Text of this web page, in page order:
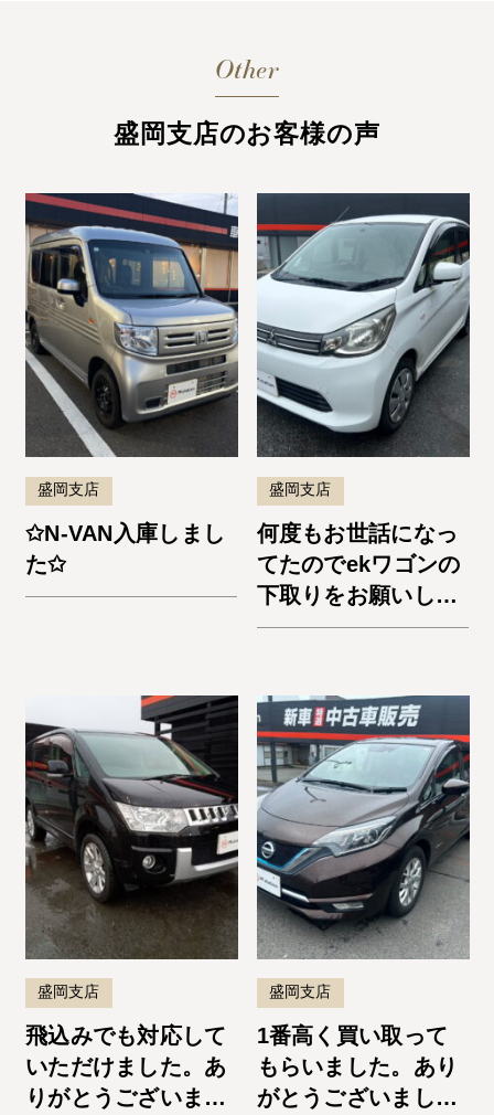
Other
盛岡支店のお客様の声
盛岡支店
✩N-VAN入庫しまし
た✩
盛岡支店
何度もお世話になっ
てたのでekワゴンの
下取りをお願いしま
した。納車までスム
す！
盛岡支店
飛込みでも対応して
いただけました。あ
りがとうございまし
盛岡支店
1番高く買い取って
もらいました。あり
がとうございまし